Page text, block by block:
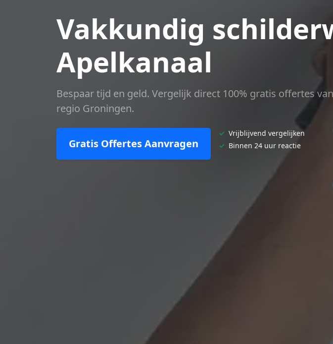
Vakkundig
Apelkanaal
Bespaar tijd en geld. Vergelijk direct 100% gratis offertes
regio Groningen.
Gratis Offertes Aanvragen
✓ Vrijblijvend vergelijken
✓ Binnen 24 uur reactie